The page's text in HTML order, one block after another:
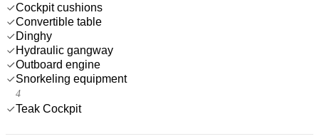
Cockpit cushions
Convertible table
Dinghy
Hydraulic gangway
Outboard engine
Snorkeling equipment
4
Teak Cockpit